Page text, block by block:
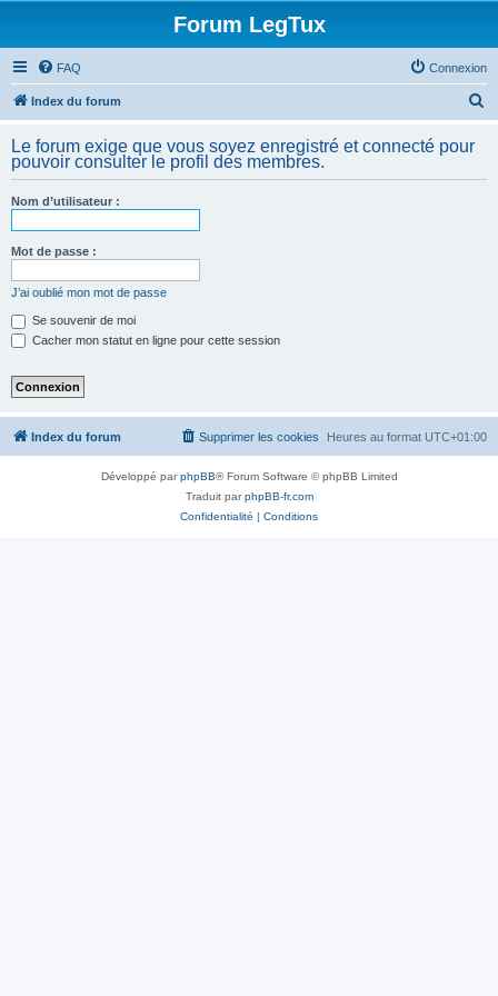
Forum LegTux
FAQ Connexion
Index du forum
h
Le forum exige que vous soyez enregistré et connecté pour
pouvoir consulter le profil des membres.
Nom d’utilisateur :
Mot de passe :
J’ai oublié mon mot de passe
Se souvenir de moi
Cacher mon statut en ligne pour cette session
Index du forum Heures au format UTC+01:00
Supprimer les cookies
Développé parphpBB® Forum Software © phpBB Limited
Traduit parphpBB-fr.com
Confidentialité | Conditions